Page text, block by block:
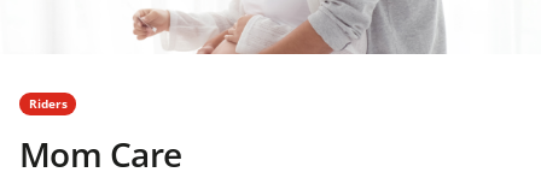
Riders
Mom Care